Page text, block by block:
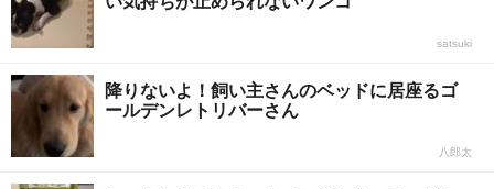
satsuki
降りないよ！飼い主さんのベッドに居座るゴ
ールデンレトリバーさん
八郎太